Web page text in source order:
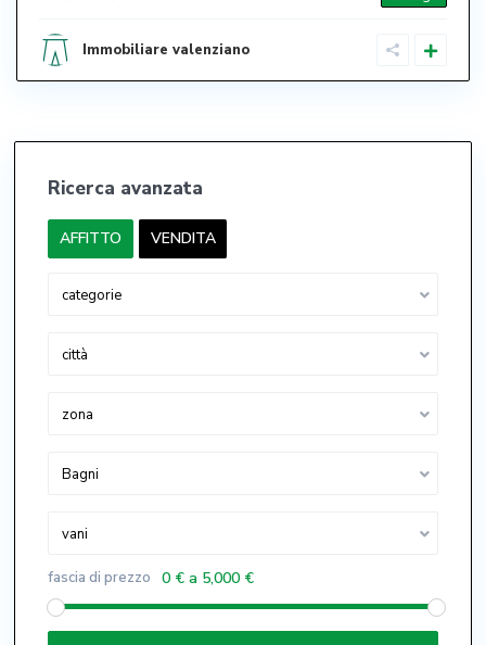
Immobiliare valenziano
Ricerca avanzata
AFFITTO VENDITA
categorie
città
zona
Bagni
vani
fascia di prezzo 0 € a 5,000 €